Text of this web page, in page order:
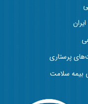
پرستاری
بیمه سلامت